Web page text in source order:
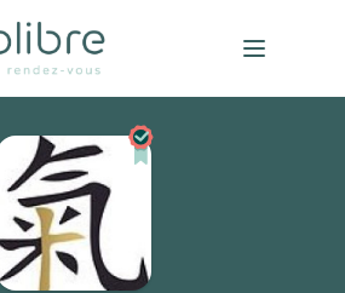
Open